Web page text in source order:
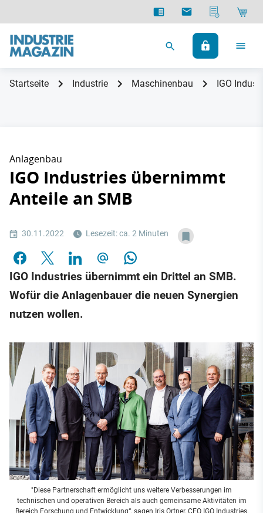
Startseite Industrie Maschinenbau IGO
Anlagenbau
IGO Industries übernimmt
Anteile an SMB
30.11.2022 Lesezeit: ca. 2 Minuten
IGO Industries übernimmt ein Drittel an SMB.
Wofür die Anlagenbauer die neuen Synergien
nutzen wollen.
"Diese Partnerschaft ermöglicht uns weitere Verbesserungen im
technischen und operativen Bereich als auch gemeinsame Aktivitäten im
Bereich Forschung und Entwicklung“, sagen Iris Ortner, CEO IGO Industries,